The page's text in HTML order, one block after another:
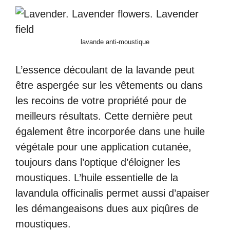
lavande anti-moustique
L’essence découlant de la lavande peut
être aspergée sur les vêtements ou dans
les recoins de votre propriété pour de
meilleurs résultats. Cette dernière peut
également être incorporée dans une huile
végétale pour une application cutanée,
toujours dans l’optique d’éloigner les
moustiques. L’huile essentielle de la
lavandula officinalis permet aussi d’apaiser
les démangeaisons dues aux piqûres de
moustiques.